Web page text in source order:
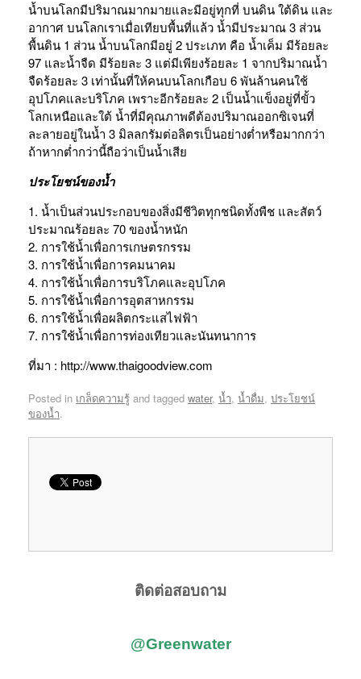
น้ำบนโลกมีปริมาณมากมายและมีอยู่ทุกที่ บนดิน ใต้ดิน และ
อากาศ บนโลกเราเมื่อเทียบพื้นที่แล้ว น้ำมีประมาณ 3 ส่วน
พื้นดิน 1 ส่วน น้ำบนโลกมีอยู่ 2 ประเภท คือ น้ำเค็ม มีร้อยละ
97 และน้ำจืด มีร้อยละ 3 แต่มีเพียงร้อยละ 1 จากปริมาณน้ำ
จืดร้อยละ 3 เท่านั้นที่ให้คนบนโลกเกือบ 6 พันล้านคนใช้
อุปโภคและบริโภค เพราะอีกร้อยละ 2 เป็นน้ำแข็งอยู่ที่ขั้ว
โลกเหนือและใต้ น้ำที่มีคุณภาพดีต้องปริมาณออกซิเจนที่
ละลายอยู่ในน้ำ 3 มิลลกรัมต่อลิตรเป็นอย่างต่ำหรือมากกว่า
ถ้าหากต่ำกว่านี้ถือว่าเป็นน้ำเสีย
ประโยชน์ของน้ำ
1. น้ำเป็นส่วนประกอบของสิ่งมีชีวิตทุกชนิดทั้งพืช และสัตว์
ประมาณร้อยละ 70 ของน้ำหนัก
2. การใช้น้ำเพื่อการเกษตรกรรม
3. การใช้น้ำเพื่อการคมนาคม
4. การใช้น้ำเพื่อการบริโภคและอุปโภค
5. การใช้น้ำเพื่อการอุตสาหกรรม
6. การใช้น้ำเพื่อผลิตกระแสไฟฟ้า
7. การใช้น้ำเพื่อการท่องเทียวและนันทนาการ
ที่มา : http://www.thaigoodview.com
Posted in เกล็ดความรู้ and tagged water, น้ำ, น้ำดื่ม, ประโยชน์
ของน้ำ.
ติดต่อสอบถาม
@Greenwater